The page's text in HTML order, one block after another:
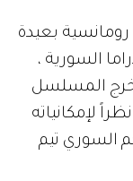
بعيدة
السورية ،
المسلسل
لإمكانياته
السوري تيم